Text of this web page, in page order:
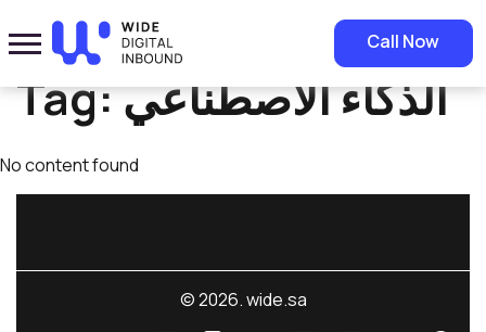
Call Now
Home» الذكاء الاصطناعي
Tag:الذكاء الاصطناعي
No content found
© 2026. wide.sa